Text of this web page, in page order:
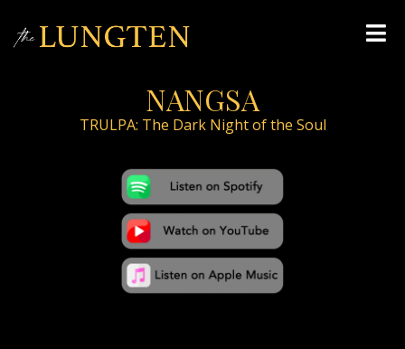
NANGSA
TRULPA: The Dark Night of the Soul